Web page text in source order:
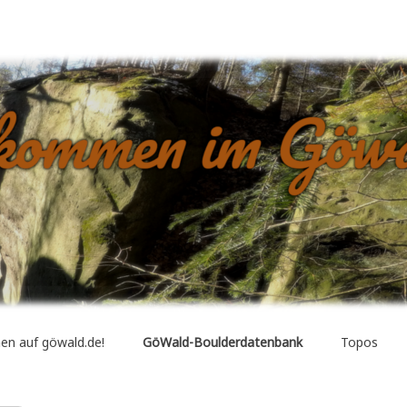
Seilklettern, Neuerschließungen, Boulder-Datenbank, etc….
auf göwald.de! GöWald-Boulderdatenbank Topos